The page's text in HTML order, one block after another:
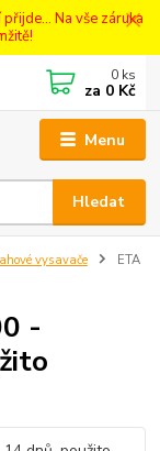
Na vše záruka
Menu
Hledat
0 ks
za 0 Kč
vysavače
ETA
-